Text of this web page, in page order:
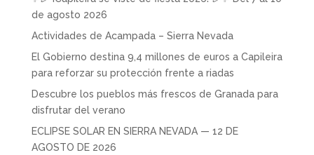
de agosto 2026
Actividades de Acampada – Sierra Nevada
El Gobierno destina 9,4 millones de euros a Capileira
para reforzar su protección frente a riadas
Descubre los pueblos más frescos de Granada para
disfrutar del verano
ECLIPSE SOLAR EN SIERRA NEVADA — 12 DE
AGOSTO DE 2026